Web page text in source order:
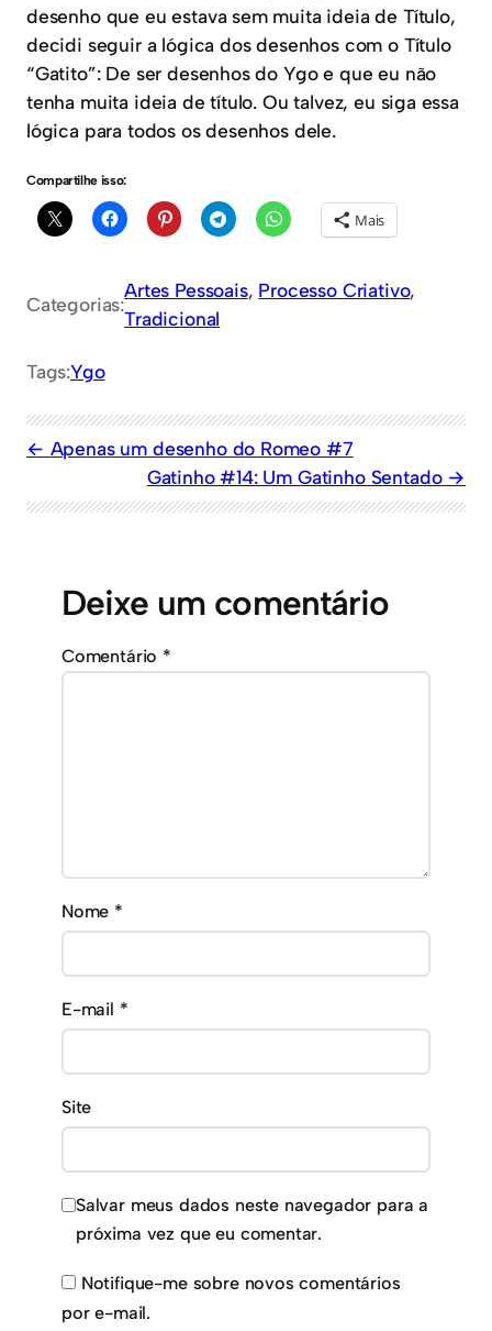
desenho que eu estava sem muita ideia de Título,
decidi seguir a lógica dos desenhos com o Título
“Gatito”: De ser desenhos do Ygo e que eu não
tenha muita ideia de título. Ou talvez, eu siga essa
lógica para todos os desenhos dele.
Compartilhe isso:
Mais
Categorias:
Artes Pessoais, Processo Criativo
Tradicional
Tags:Ygo
Apenas um desenho do Romeo #7
Gatinho #14: Um Gatinho Sentado
Deixe um comentário
Comentário *
Nome *
E-mail *
Site
Salvar meus dados neste navegador para a
próxima vez que eu comentar.
Notifique-me sobre novos comentários
por e-mail.